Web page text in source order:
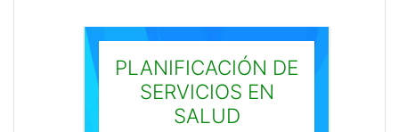
PLANIFICACIÓN DE
SERVICIOS EN
SALUD